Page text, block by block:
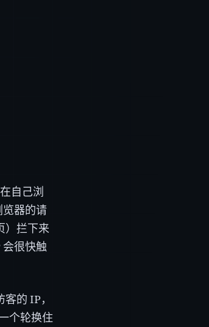
自己浏
器的请
）拦下来
很快触
的 IP，
个轮换住